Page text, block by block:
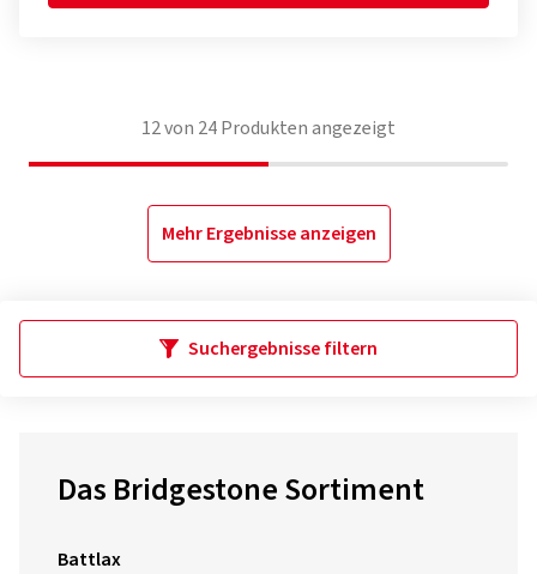
12von 24Produkten angezeigt
Mehr Ergebnisse anzeigen
Suchergebnisse filtern
Das Bridgestone Sortiment
Battlax